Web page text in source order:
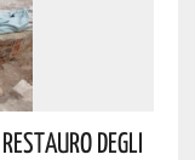
Degli